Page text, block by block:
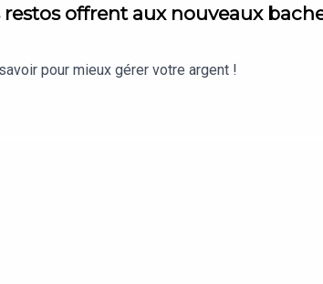
offrent aux nouveaux
pour mieux gérer votre argent !